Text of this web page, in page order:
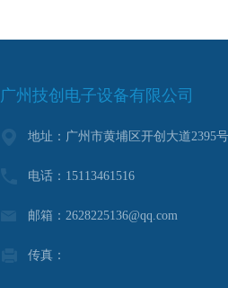
广州技创电子设备有限公司
地址：广州市黄埔区开创大道2395
电话：15113461516
邮箱：2628225136@qq.com
传真：